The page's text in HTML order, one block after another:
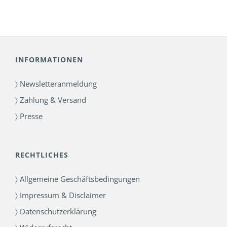
INFORMATIONEN
〉 Newsletteranmeldung
〉 Zahlung & Versand
〉 Presse
RECHTLICHES
〉 Allgemeine Geschäftsbedingungen
〉 Impressum & Disclaimer
〉 Datenschutzerklärung